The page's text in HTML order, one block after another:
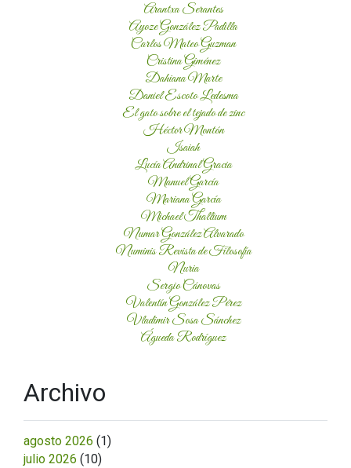
Arantxa Serantes
Ayoze González Padilla
Carlos Mateo Guzman
Cristina Giménez
Dahiana Marte
Daniel Escoto Ledesma
El gato sobre el tejado de zinc
Héctor Montón
Isaiah
Lucía Andrinal Gracia
Manuel García
Mariana García
Michael Thallium
Numar González Alvarado
Numinis Revista de Filosofía
Nuria
Sergio Cánovas
Valentín González Pérez
Vladimir Sosa Sánchez
Águeda Rodríguez
Archivo
agosto 2026 (1)
julio 2026 (10)